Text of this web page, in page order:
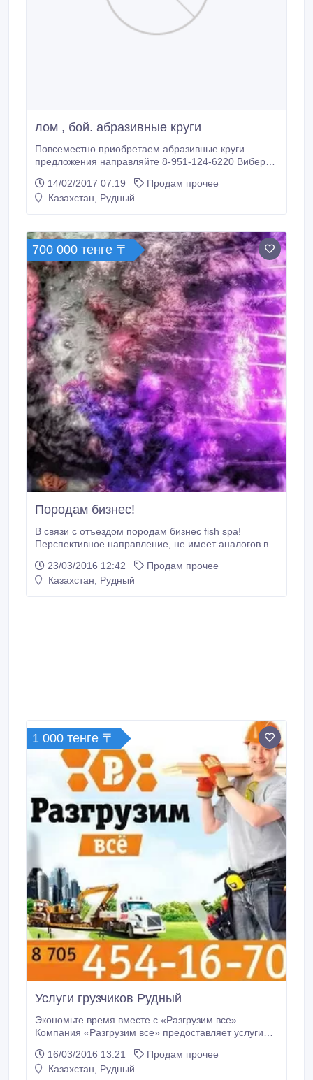
лом , бой. абразивные круги
Повсеместно приобретаем абразивные круги
предложения направляйте 8-951-124-6220 Вибер
14/02/2017 07:19
Продам прочее
Казахстан, Рудный
700 000 тенге 〒
Породам бизнес!
В связи с отъездом породам бизнес fish spa!
Перспективное направление, не имеет аналогов в
покажем и расскажем. Проходимость на большой
аквариум 30 человек в день( сейчас цена
23/03/2016 12:42
Продам прочее
Казахстан, Рудный
1 000 тенге 〒
Услуги грузчиков Рудный
Экономьте время вместе с «Разгрузим все»
Компания «Разгрузим все» предоставляет услуги
Предоставляем следующие услуги для бизнеса: -
Предлагаем аренду грузчиков, разнорабочих, (
16/03/2016 13:21
Продам прочее
Казахстан, Рудный